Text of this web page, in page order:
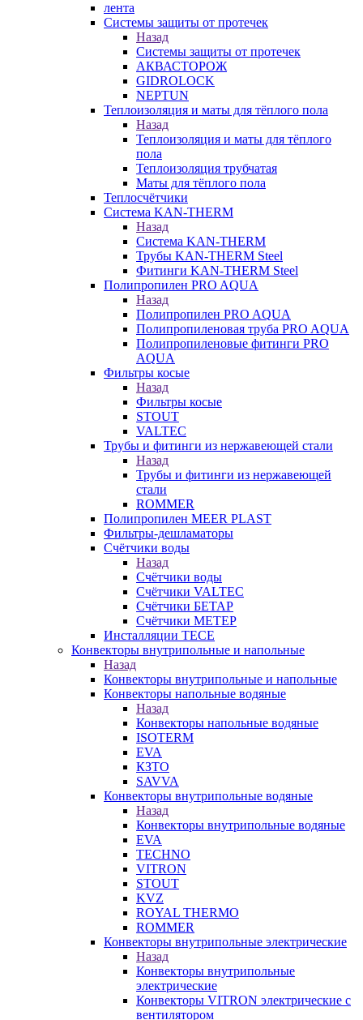
лента
Системы защиты от протечек
Назад
Системы защиты от протечек
АКВАСТОРОЖ
GIDROLOCK
NEPTUN
Теплоизоляция и маты для тёплого пола
Назад
Теплоизоляция и маты для тёплого
пола
Теплоизоляция трубчатая
Маты для тёплого пола
Теплосчётчики
Система KAN-THERM
Назад
Система KAN-THERM
Трубы KAN-THERM Steel
Фитинги KAN-THERM Steel
Полипропилен PRO AQUA
Назад
Полипропилен PRO AQUA
Полипропиленовая труба PRO AQUA
Полипропиленовые фитинги PRO
AQUA
Фильтры косые
Назад
Фильтры косые
STOUT
VALTEC
Трубы и фитинги из нержавеющей стали
Назад
Трубы и фитинги из нержавеющей
стали
ROMMER
Полипропилен MEER PLAST
Фильтры-дешламаторы
Счётчики воды
Назад
Счётчики воды
Счётчики VALTEC
Счётчики БЕТАР
Счётчики МЕТЕР
Инсталляции TECE
Конвекторы внутрипольные и напольные
Назад
Конвекторы внутрипольные и напольные
Конвекторы напольные водяные
Назад
Конвекторы напольные водяные
ISOTERM
EVA
КЗТО
SAVVA
Конвекторы внутрипольные водяные
Назад
Конвекторы внутрипольные водяные
EVA
TECHNO
VITRON
STOUT
KVZ
ROYAL THERMO
ROMMER
Конвекторы внутрипольные электрические
Назад
Конвекторы внутрипольные
электрические
Конвекторы VITRON электрические с
вентилятором